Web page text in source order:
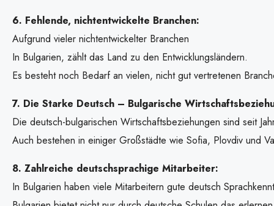
6. Fehlende, nichtentwickelte Branchen:
Aufgrund vieler nichtentwickelter Branchen
In Bulgarien, zählt das Land zu den Entwicklungsländern.
Es besteht noch Bedarf an vielen, nicht gut vertretenen
7. Die Starke Deutsch – Bulgarische
Die deutsch-bulgarischen Wirtschaftsbeziehungen sind seit
Auch bestehen in einiger Großstädte wie Sofia, Plovdiv und
8. Zahlreiche deutschsprachige Mitarbeiter:
In Bulgarien haben viele Mitarbeitern gute deutsch